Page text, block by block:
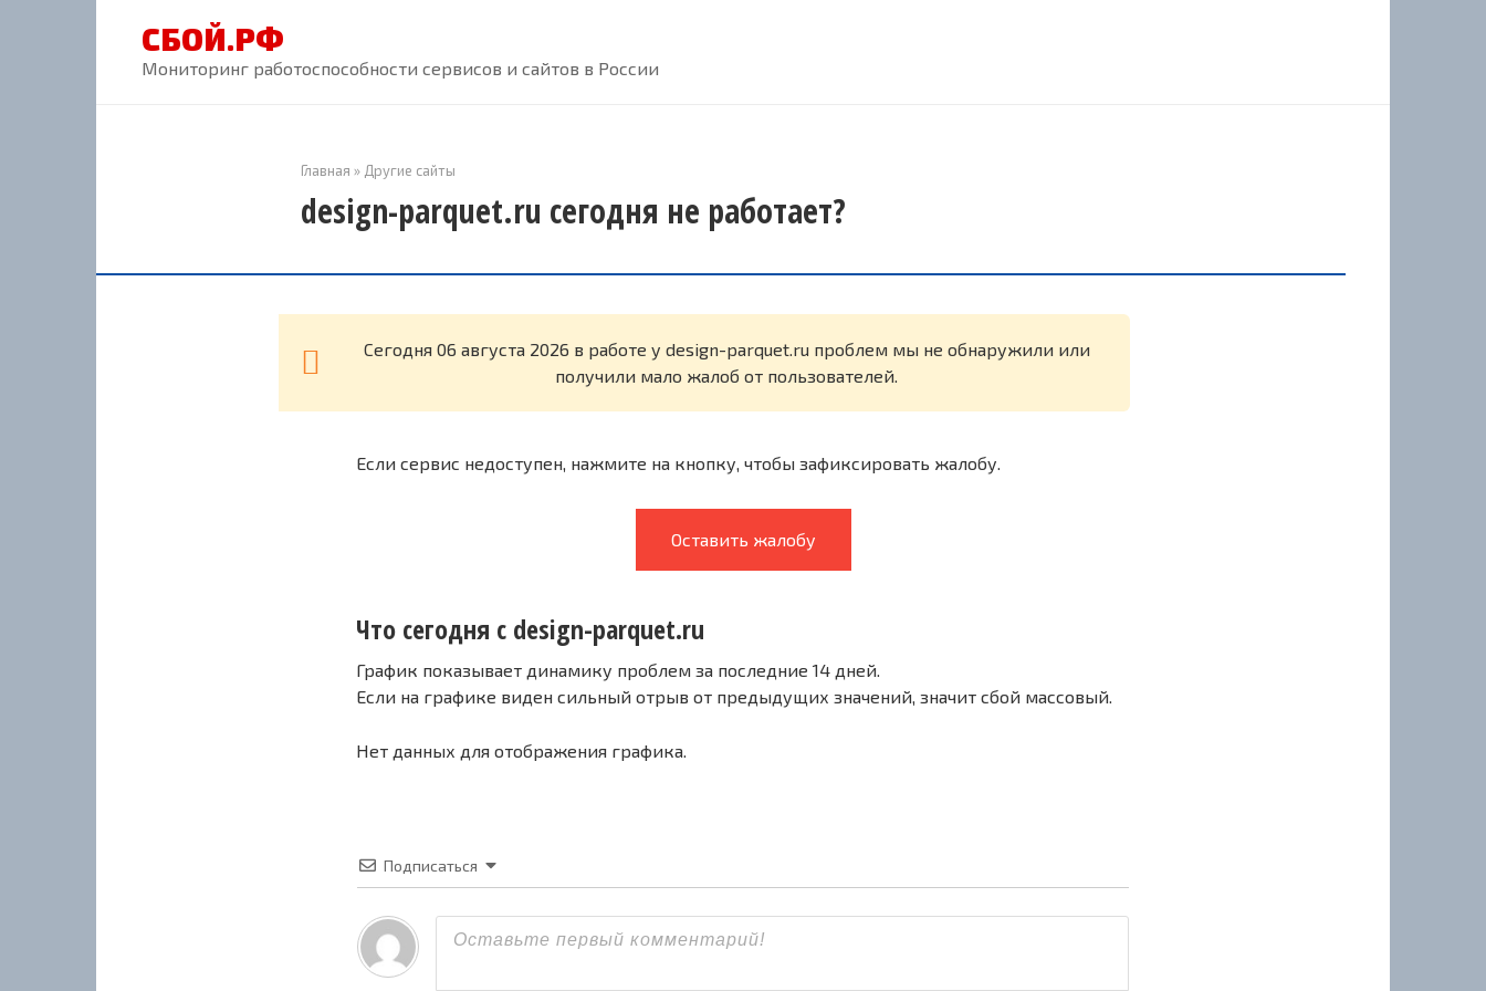
СБОЙ.РФ
Мониторинг работоспособности сервисов и сайтов в России
Главная » Другие сайты
design-parquet.ru сегодня не работает?
Cегодня 06 августа 2026 в работе у design-parquet.ru проблем мы не обнаружили или
получили мало жалоб от пользователей.
Если сервис недоступен, нажмите на кнопку, чтобы зафиксировать жалобу.
Оставить жалобу
Что сегодня с design-parquet.ru
График показывает динамику проблем за последние 14 дней.
Если на графике виден сильный отрыв от предыдущих значений, значит сбой массовый.
Нет данных для отображения графика.
Подписаться